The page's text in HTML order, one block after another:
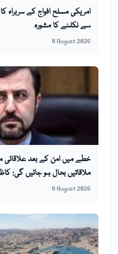
امریکی مسلح افواج کے سربراہ
سے نکلنے کا مشورہ
8 August 2026
خطے میں امن کے بعد
ملاقاتیں بحال ہو جائیں گی:
8 August 2026